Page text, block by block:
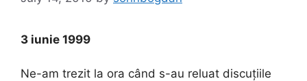
3 iunie 1999
Ne-am trezit la ora când s-au reluat discuțiile